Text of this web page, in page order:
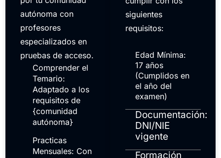
autónoma con
profesores
especializados en
pruebas de acceso.
Comprender el
Temario:
Adaptado a los
requisitos de
{comunidad
autónoma}
Practicas
Mensuales: Con
siguientes
requisitos:
Edad Mínima:
17 años
(Cumplidos en
el año del
examen)
Documentación:
DNI/NIE
vigente
Formación